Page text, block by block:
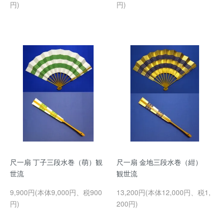
円)
円)
尺一扇 丁子三段水巻（萌）観
世流
9,900円(本体9,000円、税900
円)
尺一扇 金地三段水巻（紺）
観世流
13,200円(本体12,000円、税1,
200円)